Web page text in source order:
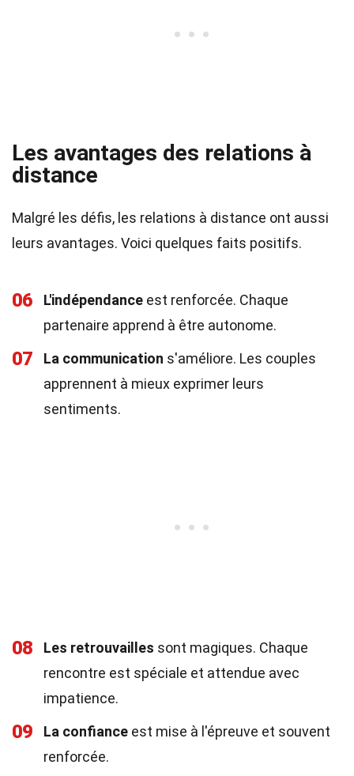
Les avantages des relations à
distance
Malgré les défis, les relations à distance ont aussi
leurs avantages. Voici quelques faits positifs.
06 L'indépendance est renforcée. Chaque
partenaire apprend à être autonome.
07 La communication s'améliore. Les couples
apprennent à mieux exprimer leurs
sentiments.
08 Les retrouvailles sont magiques. Chaque
rencontre est spéciale et attendue avec
impatience.
09 La confiance est mise à l'épreuve et souvent
renforcée.